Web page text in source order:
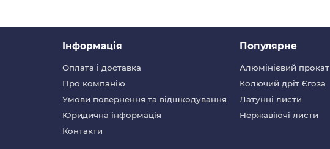
Iнформація
Оплата і доставка
Про компанію
Умови повернення та відшкодування
Юридична інформація
Контакти
Популярне
Алюмінієвий прокат
Колючий дріт Єгоза
Латунні листи
Нержавіючі листи